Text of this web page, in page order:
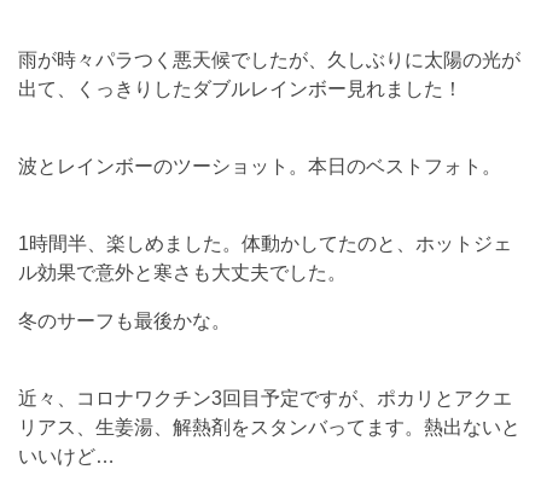
雨が時々パラつく悪天候でしたが、久しぶりに太陽の光が
出て、くっきりしたダブルレインボー見れました！
波とレインボーのツーショット。本日のベストフォト。
1時間半、楽しめました。体動かしてたのと、ホットジェ
ル効果で意外と寒さも大丈夫でした。
冬のサーフも最後かな。
近々、コロナワクチン3回目予定ですが、ポカリとアクエ
リアス、生姜湯、解熱剤をスタンバってます。熱出ないと
いいけど…